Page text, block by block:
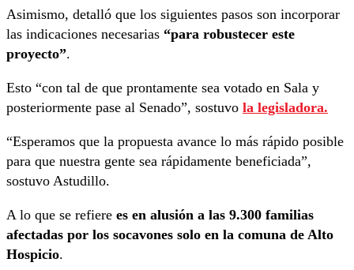
Asimismo, detalló que los siguientes pasos son incorporar
las indicaciones necesarias “para robustecer este
proyecto”.
Esto “con tal de que prontamente sea votado en Sala y
posteriormente pase al Senado”, sostuvo la legisladora.
“Esperamos que la propuesta avance lo más rápido posible
para que nuestra gente sea rápidamente beneficiada”,
sostuvo Astudillo.
A lo que se refiere es en alusión a las 9.300 familias
afectadas por los socavones solo en la comuna de Alto
Hospicio.